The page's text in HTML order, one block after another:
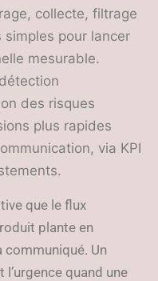
collecte, filtrage
pour lancer
mesurable.
des risques
plus rapides
via KPI
que le flux
plante en
communiqué. Un
quand une